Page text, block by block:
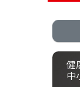
健
中